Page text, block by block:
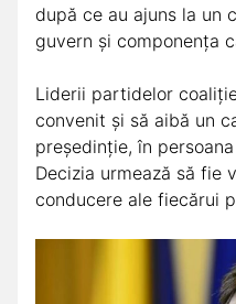
după ce au ajuns la un
guvern și componența
Liderii partidelor
convenit și să aibă un
președinție, în
Decizia urmează să fie
conducere ale fiecărui